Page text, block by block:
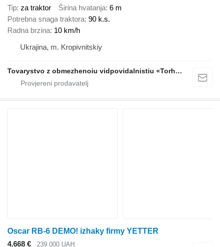
Tip za traktor Širina hvatanja 6 m
Potrebna snaga traktora 90 k.s.
Radna brzina 10 km/h
Ukrajina, m. Kropivnitskiy
Tovarystvo z obmezhenoiu vidpovidalnistiu «Torhovyi Dim Ahro Partnery»
Oscar RB-6 DEMO! izhaky firmy YETTER
4.668 €
239.000 UAH